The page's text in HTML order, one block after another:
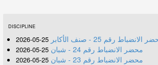
DISCIPLINE
الانضباط رقم 25 - صنف الأكابر 25-05-2026
محضر الانضباط رقم 24 - شبان 25-05-2026
محضر الانضباط رقم 23 - شبان 25-05-2026